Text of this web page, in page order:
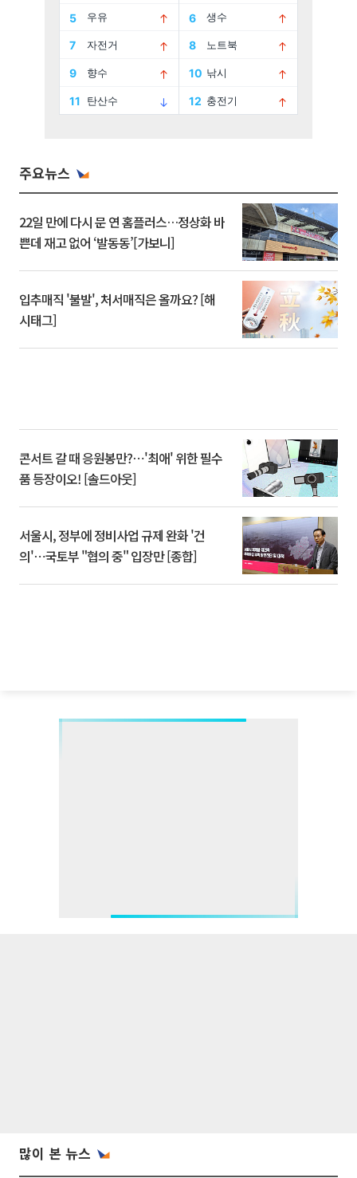
주요뉴스
22일 만에 다시 문 연 홈플러스…정상화 바
쁜데 재고 없어 ‘발동동’[가보니]
입추매직 '불발', 처서매직은 올까요? [해
시태그]
콘서트 갈 때 응원봉만?⋯'최애' 위한 필수
품 등장이오! [솔드아웃]
서울시, 정부에 정비사업 규제 완화 '건
의'⋯국토부 "협의 중" 입장만 [종합]
많이 본 뉴스